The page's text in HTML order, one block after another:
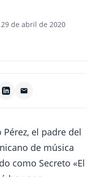
29 de abril de 2020
Pérez, el padre del
de música
como Secreto «El